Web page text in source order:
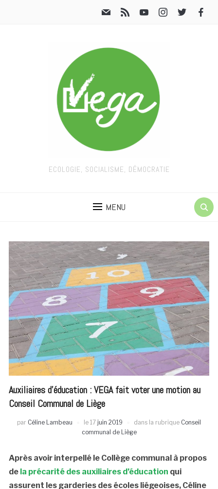
ECOLOGIE, SOCIALISME, DÉMOCRATIE
MENU
Auxiliaires d’éducation : VEGA fait voter une motion au
Conseil Communal de Liège
par Céline Lambeau le 17 juin 2019 dans la rubrique Conseil
communal de Liège
Après avoir interpellé le Collège communal à propos
de la précarité des auxiliaires d’éducation qui
assurent les garderies des écoles liégeoises, Céline